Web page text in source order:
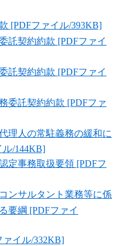
[PDFファイル/393KB]
託契約約款 [PDFファイ
託契約約款 [PDFファイ
委託契約約款 [PDFファ
理人の常駐義務の緩和に
ル/144KB]
定事務取扱要領 [PDFフ
ンサルタント業務等に係
要綱 [PDFファイ
ァイル/332KB]